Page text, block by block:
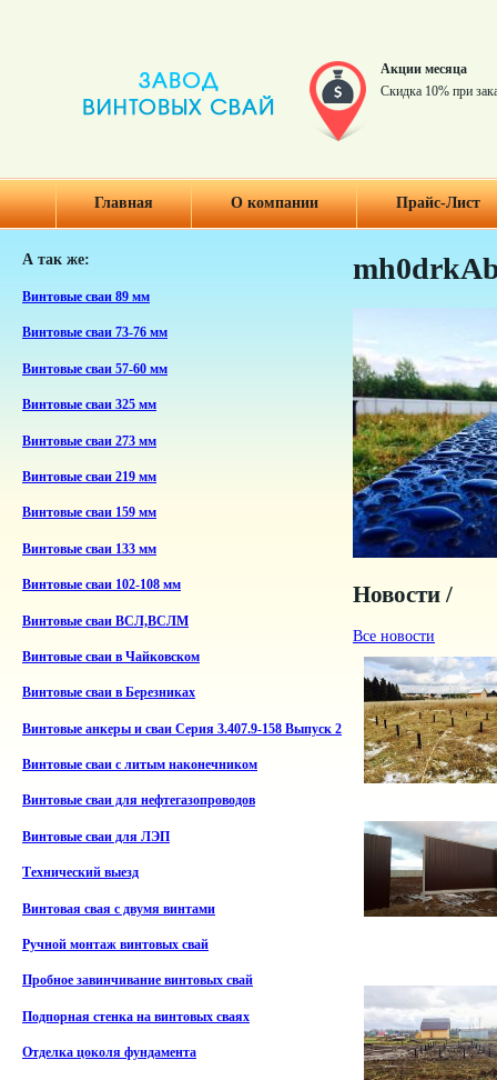
Акции месяца
Скидка 10% при
Главная О компании Прайс-Лист
А так же:
Винтовые сваи 89 мм
Винтовые сваи 73-76 мм
Винтовые сваи 57-60 мм
Винтовые сваи 325 мм
Винтовые сваи 273 мм
Винтовые сваи 219 мм
Винтовые сваи 159 мм
Винтовые сваи 133 мм
Винтовые сваи 102-108 мм
Винтовые сваи ВСЛ,ВСЛМ
Винтовые сваи в Чайковском
Винтовые сваи в Березниках
Винтовые анкеры и сваи Серия 3.407.9-158 Выпуск 2
Винтовые сваи с литым наконечником
Винтовые сваи для нефтегазопроводов
Винтовые сваи для ЛЭП
Технический выезд
Винтовая свая с двумя винтами
Ручной монтаж винтовых свай
Пробное завинчивание винтовых свай
Подпорная стенка на винтовых сваях
Отделка цоколя фундамента
Новости /
Все новости